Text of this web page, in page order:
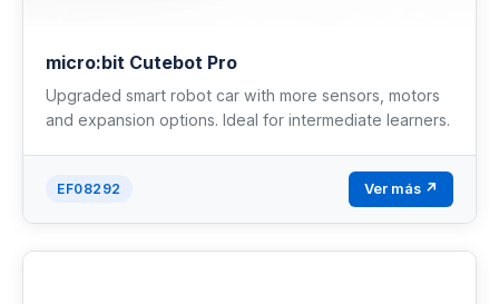
micro:bit Cutebot Pro
Upgraded smart robot car with more sensors, motors
and expansion options. Ideal for intermediate learners.
EF08292 Ver más ↗